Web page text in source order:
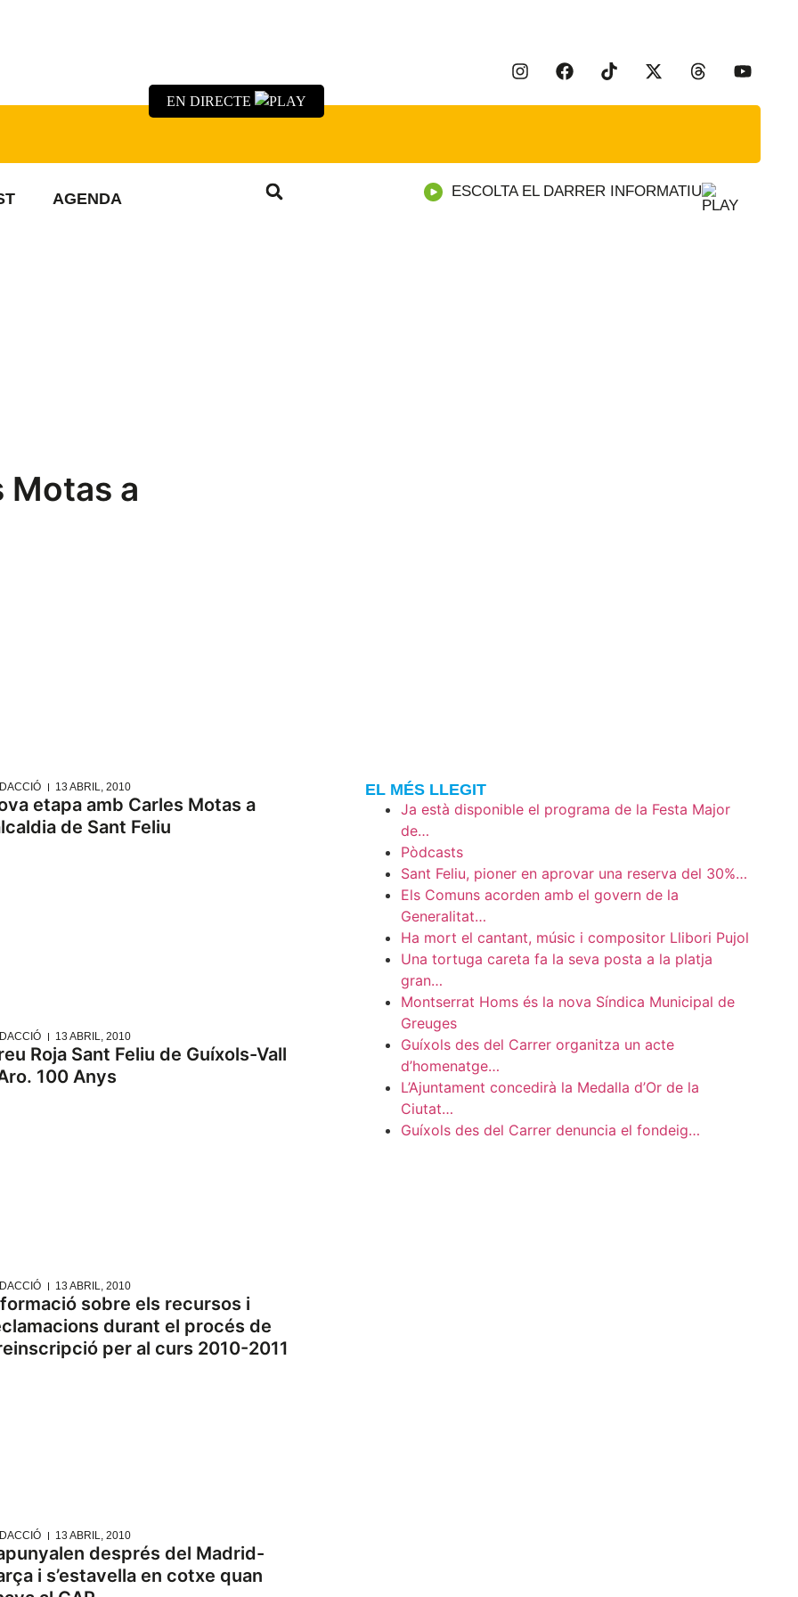
EN DIRECTE
AGENDA ESCOLTA EL DARRER INFORMATIU
Motas a
13 ABRIL, 2010
etapa amb Carles Motas a
de Sant Feliu
13 ABRIL, 2010
Roja Sant Feliu de Guíxols-Vall
100 Anys
13 ABRIL, 2010
sobre els recursos i
durant el procés de
per al curs 2010-2011
13 ABRIL, 2010
després del Madrid-
i s’estavella en cotxe quan
EL MÉS LLEGIT
Ja està disponible el programa de la Festa Major
de…
Pòdcasts
Sant Feliu, pioner en aprovar una reserva del 30%…
Els Comuns acorden amb el govern de la
Generalitat…
Ha mort el cantant, músic i compositor Llibori Pujol
Una tortuga careta fa la seva posta a la platja
gran…
Montserrat Homs és la nova Síndica Municipal de
Greuges
Guíxols des del Carrer organitza un acte
d’homenatge…
L’Ajuntament concedirà la Medalla d’Or de la
Ciutat…
Guíxols des del Carrer denuncia el fondeig…